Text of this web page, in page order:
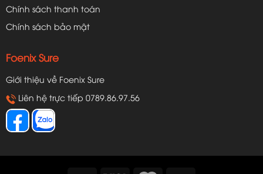
Chính sách thanh toán
Chính sách bảo mật
Foenix Sure
Giới thiệu về Foenix Sure
Liên hệ trực tiếp 0789.86.97.56